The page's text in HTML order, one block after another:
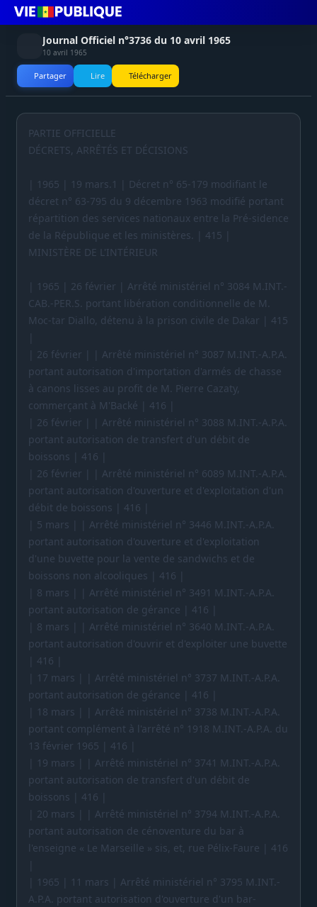
Journal Officiel n°3736 du 10 avril 1965
10 avril 1965
Partager Lire Télécharger
PARTIE OFFICIELLE
DÉCRETS, ARRÊTÉS ET DÉCISIONS
| 1965 | 19 mars.1 | Décret n° 65-179 modifiant le
décret n° 63-795 du 9 décembre 1963 modifié portant
répartition des services nationaux entre la Pré-sidence
de la République et les ministères. | 415 |
MINISTÈRE DE L'INTÉRIEUR
| 1965 | 26 février | Arrêté ministériel n° 3084 M.INT.-
CAB.-PER.S. portant libération conditionnelle de M.
Moc-tar Diallo, détenu à la prison civile de Dakar | 415
| 26 février | | Arrêté ministériel n° 3087 M.INT.-A.P.A.
portant autorisation d'importation d'armés de chasse
à canons lisses au profit de M. Pierre Cazaty,
commerçant à M'Backé | 416 |
| 26 février | | Arrêté ministériel n° 3088 M.INT.-A.P.A.
portant autorisation de transfert d'un débit de
boissons | 416 |
| 26 février | | Arrêté ministériel n° 6089 M.INT.-A.P.A.
portant autorisation d'ouverture et d'exploitation d'un
débit de boissons | 416 |
| 5 mars | | Arrêté ministériel n° 3446 M.INT.-A.P.A.
portant autorisation d'ouverture et d'exploitation
d'une buvette pour la vente de sandwichs et de
boissons non alcooliques | 416 |
| 8 mars | | Arrêté ministériel n° 3491 M.INT.-A.P.A.
portant autorisation de gérance | 416 |
| 8 mars | | Arrêté ministériel n° 3640 M.INT.-A.P.A.
portant autorisation d'ouvrir et d'exploiter une buvette
| 416 |
| 17 mars | | Arrêté ministériel n° 3737 M.INT.-A.P.A.
portant autorisation de gérance | 416 |
| 18 mars | | Arrêté ministériel n° 3738 M.INT.-A.P.A.
portant complément à l'arrêté n° 1918 M.INT.-A.P.A. du
13 février 1965 | 416 |
| 19 mars | | Arrêté ministériel n° 3741 M.INT.-A.P.A.
portant autorisation de transfert d'un débit de
boissons | 416 |
| 20 mars | | Arrêté ministériel n° 3794 M.INT.-A.P.A.
portant autorisation de cénoventure du bar à
l'enseigne « Le Marseille » sis, et, rue Pélix-Faure | 416
| 1965 | 11 mars | Arrêté ministériel n° 3795 M.INT.-
A.P.A. portant autorisation d'ouverture d'un bar-